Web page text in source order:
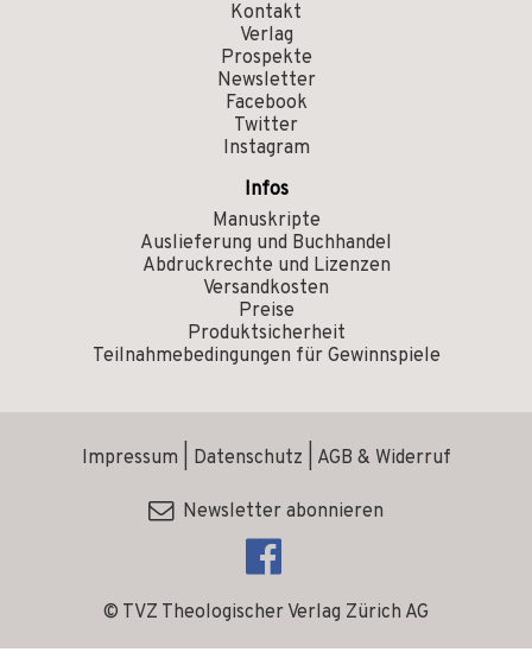
Kontakt
Verlag
Prospekte
Newsletter
Facebook
Twitter
Instagram
Infos
Manuskripte
Auslieferung und Buchhandel
Abdruckrechte und Lizenzen
Versandkosten
Preise
Produktsicherheit
Teilnahmebedingungen für Gewinnspiele
© TVZ Theologischer Verlag Zürich AG
Impressum Datenschutz AGB & Widerruf
Newsletter abonnieren